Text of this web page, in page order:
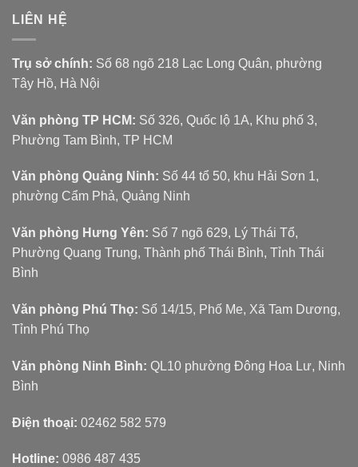
LIÊN HỆ
Trụ sở chính: Số 68 ngõ 218 Lạc Long Quân, phường
Tây Hồ, Hà Nội
Văn phòng TP HCM: Số 326, Quốc lộ 1A, Khu phố 3,
Phường Tam Bình, TP HCM
Văn phòng Quảng Ninh: Số 44 tổ 50, khu Hải Sơn 1,
phường Cẩm Phả, Quảng Ninh
Văn phòng Hưng Yên: Số 7 ngõ 629, Lý Thái Tổ,
Phường Quang Trung, Thành phố Thái Bình, Tỉnh Thái
Bình
Văn phòng Phú Thọ: Số 14/15, Phố Me, Xã Tam Dương,
Tỉnh Phú Thọ
Văn phòng Ninh Bình: QL10 phường Đông Hoa Lư, Ninh
Bình
Điện thoại: 02462 582 579
Hotline: 0986 487 435